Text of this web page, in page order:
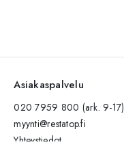
Asiakaspalvelu
020 7959 800 (ark. 9-17)
myynti@restatop.fi
Yhteystiedot